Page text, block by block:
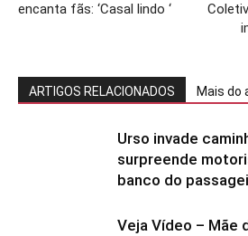
encanta fãs: ‘Casal lindo ‘
ARTIGOS RELACIONADOS Mais do
Urso invade
surpreende
banco do
Veja Vídeo – Mãe